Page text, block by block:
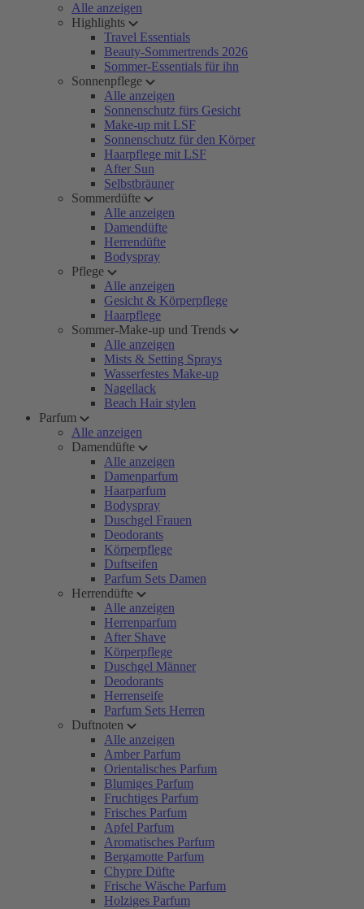
Alle anzeigen
Highlights
Travel Essentials
Beauty-Sommertrends 2026
Sommer-Essentials für ihn
Sonnenpflege
Alle anzeigen
Sonnenschutz fürs Gesicht
Make-up mit LSF
Sonnenschutz für den Körper
Haarpflege mit LSF
After Sun
Selbstbräuner
Sommerdüfte
Alle anzeigen
Damendüfte
Herrendüfte
Bodyspray
Pflege
Alle anzeigen
Gesicht & Körperpflege
Haarpflege
Sommer-Make-up und Trends
Alle anzeigen
Mists & Setting Sprays
Wasserfestes Make-up
Nagellack
Beach Hair stylen
Parfum
Alle anzeigen
Damendüfte
Alle anzeigen
Damenparfum
Haarparfum
Bodyspray
Duschgel Frauen
Deodorants
Körperpflege
Duftseifen
Parfum Sets Damen
Herrendüfte
Alle anzeigen
Herrenparfum
After Shave
Körperpflege
Duschgel Männer
Deodorants
Herrenseife
Parfum Sets Herren
Duftnoten
Alle anzeigen
Amber Parfum
Orientalisches Parfum
Blumiges Parfum
Fruchtiges Parfum
Frisches Parfum
Apfel Parfum
Aromatisches Parfum
Bergamotte Parfum
Chypre Düfte
Frische Wäsche Parfum
Holziges Parfum